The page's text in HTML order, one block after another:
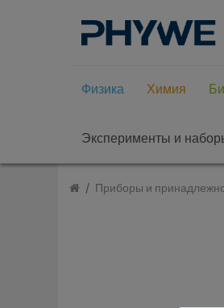
Физика Химия
Эксперименты и
Приборы и